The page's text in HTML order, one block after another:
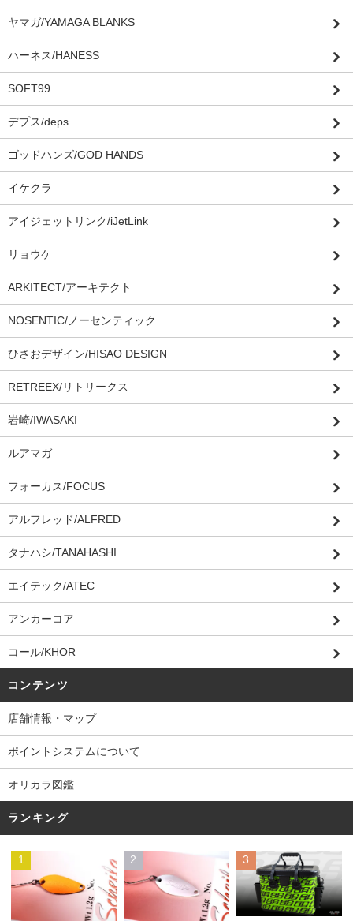
ヤマガ/YAMAGA BLANKS
ハーネス/HANESS
SOFT99
デプス/deps
ゴッドハンズ/GOD HANDS
イケクラ
アイジェットリンク/iJetLink
リョウケ
ARKITECT/アーキテクト
NOSENTIC/ノーセンティック
ひさおデザイン/HISAO DESIGN
RETREEX/リトリークス
岩崎/IWASAKI
ルアマガ
フォーカス/FOCUS
アルフレッド/ALFRED
タナハシ/TANAHASHI
エイテック/ATEC
アンカーコア
コール/KHOR
コンテンツ
店舗情報・マップ
ポイントシステムについて
オリカラ図鑑
ランキング
1 2 3